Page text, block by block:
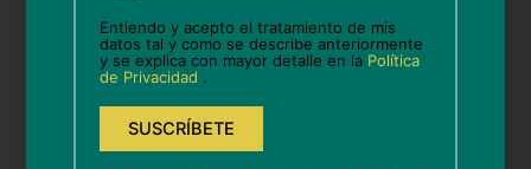
Correo
electrónico*
este
campo
vacío.
Entiendo y acepto el tratamiento de mis
datos tal y como se describe anteriormente
y se explica con mayor detalle en la Política
de Privacidad .